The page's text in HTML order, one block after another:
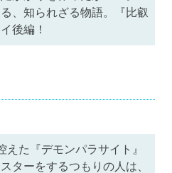
、知られざる物語。『比叡
後編！
た『デモンパラサイト』
ターをするつもりの人は、